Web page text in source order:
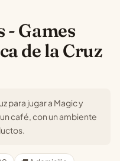
- Games
de la Cruz
para jugar a Magic y
café, con un ambiente